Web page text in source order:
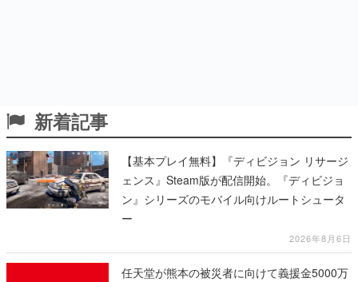
新着記事
【基本プレイ無料】『ディビジョン リサージ
ェンス』Steam版が配信開始。『ディビジョ
ン』シリーズのモバイル向けルートシュータ
ー
2026年8月6日
任天堂が熊本の被災者に向けて義援金5000万